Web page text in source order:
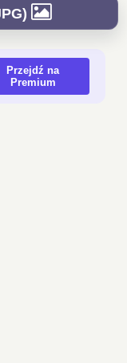
Przejdź na
Premium